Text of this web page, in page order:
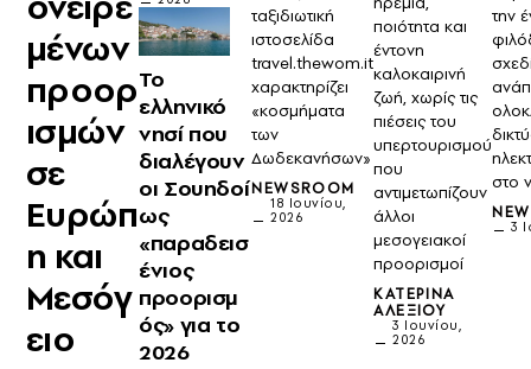
μένων
προορ
ισμών
σε
Ευρώπ
η και
Μεσόγ
ειο
Το
ελληνικό
νησί που
διαλέγουν
οι Σουηδοί
ως
«παραδεισ
ένιος
προορισμ
ός» για το
2026
ταξιδιωτική
ιστοσελίδα
travel.thewom.it
χαρακτηρίζει
«κοσμήματα
των
Δωδεκανήσων»
NEWSROOM
18 Ιουνίου,
2026
ποιότητα και
έντονη
καλοκαιρινή
ζωή, χωρίς τις
πιέσεις του
υπερτουρισμού
που
αντιμετωπίζουν
άλλοι
μεσογειακοί
προορισμοί
ΚΑΤΕΡΊΝΑ
ΑΛΕΞΊΟΥ
3 Ιουνίου,
2026
την
στο
3